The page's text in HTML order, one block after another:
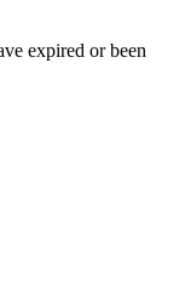
expired or been